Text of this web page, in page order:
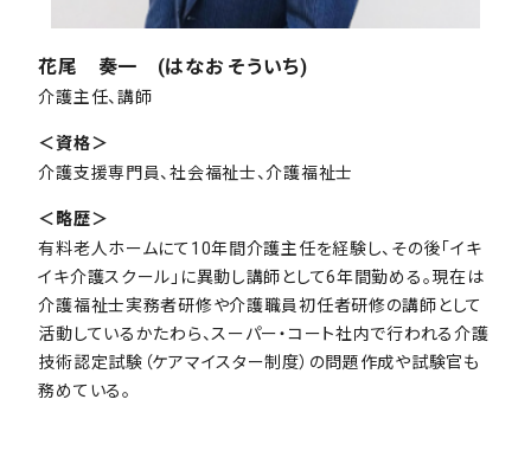
花尾 奏一 (はなお そういち)
介護主任、講師
＜資格＞
介護支援専門員、社会福祉士、介護福祉士
＜略歴＞
有料老人ホームにて10年間介護主任を経験し、その後「イキ
イキ介護スクール」に異動し講師として6年間勤める。現在は
介護福祉士実務者研修や介護職員初任者研修の講師として
活動しているかたわら、スーパー・コート社内で行われる介護
技術認定試験（ケアマイスター制度）の問題作成や試験官も
務めている。